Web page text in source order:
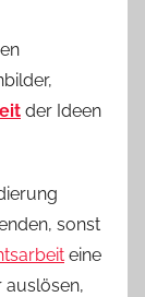
der Ideen
sonst
eine
auslösen,